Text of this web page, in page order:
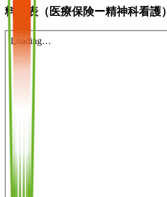
料金表（医療保険ー精神科看護）